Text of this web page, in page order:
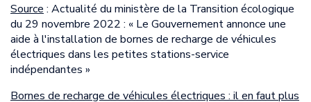
Source : Actualité du ministère de la Transition écologique
du 29 novembre 2022 : « Le Gouvernement annonce une
aide à l'installation de bornes de recharge de véhicules
électriques dans les petites stations-service
indépendantes »
Bornes de recharge de véhicules électriques : il en faut plus